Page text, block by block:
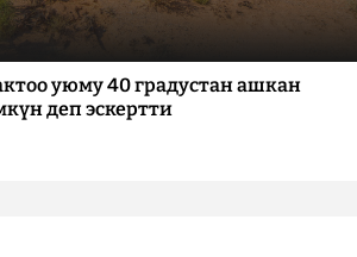
уюму 40 градустан ашкан
деп эскертти